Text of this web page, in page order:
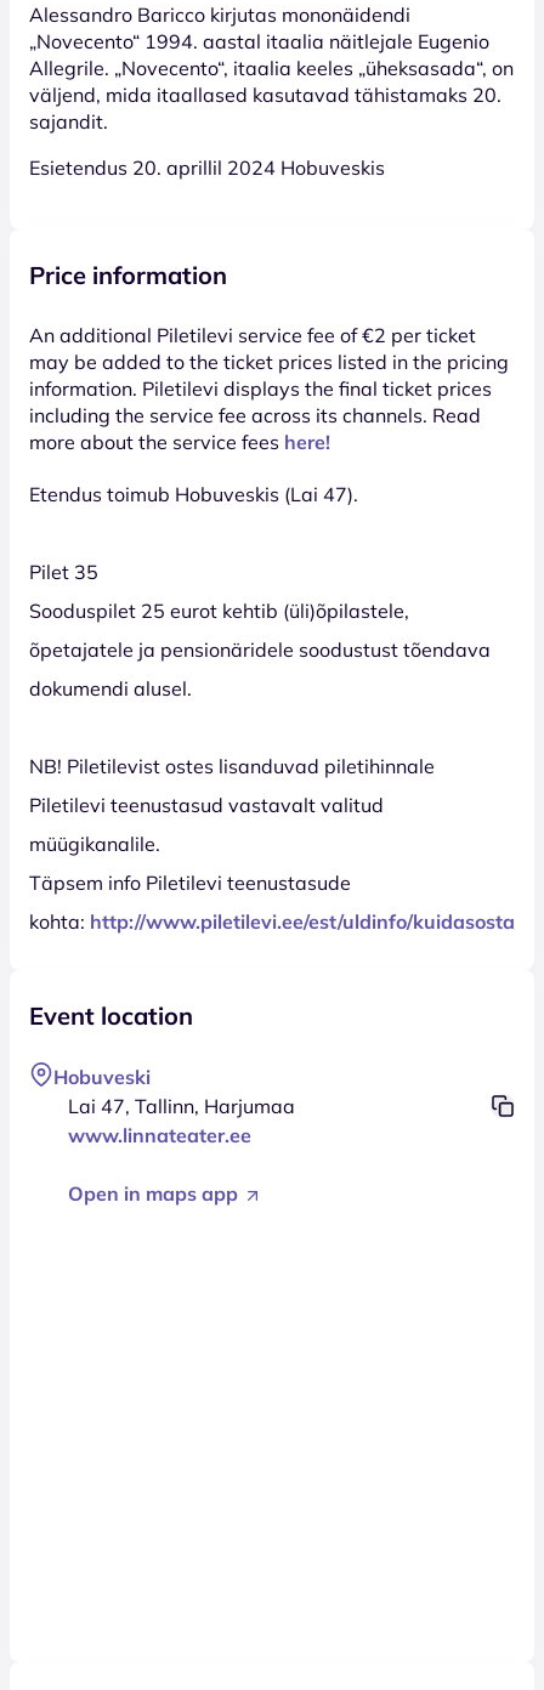
Alessandro Baricco kirjutas mononäidendi
„Novecento“ 1994. aastal itaalia näitlejale Eugenio
Allegrile. „Novecento“, itaalia keeles „üheksasada“, on
väljend, mida itaallased kasutavad tähistamaks 20.
sajandit.
Esietendus 20. aprillil 2024 Hobuveskis
Price information
An additional Piletilevi service fee of €2 per ticket
may be added to the ticket prices listed in the pricing
information. Piletilevi displays the final ticket prices
including the service fee across its channels. Read
more about the service fees here!
Etendus toimub Hobuveskis (Lai 47).
Pilet 35
Sooduspilet 25 eurot kehtib (üli)õpilastele,
õpetajatele ja pensionäridele soodustust tõendava
dokumendi alusel.
NB! Piletilevist ostes lisanduvad piletihinnale
Piletilevi teenustasud vastavalt valitud
müügikanalile.
Täpsem info Piletilevi teenustasude
kohta: http://www.piletilevi.ee/est/uldinfo/kuidasosta/
Event location
Hobuveski
Lai 47, Tallinn, Harjumaa
www.linnateater.ee
Open in maps app